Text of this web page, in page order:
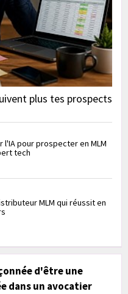
plus tes prospects
l'IA pour prospecter en MLM
tech
MLM qui réussit en
d'être une
dans un avocatier